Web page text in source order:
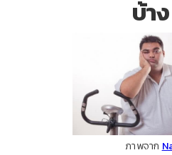
บ้า
ภาพจาก